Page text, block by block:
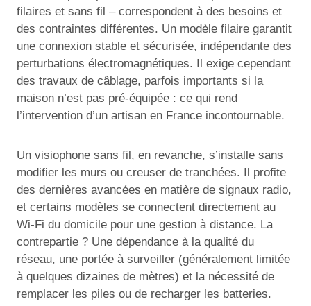
filaires et sans fil – correspondent à des besoins et
des contraintes différentes. Un modèle filaire garantit
une connexion stable et sécurisée, indépendante des
perturbations électromagnétiques. Il exige cependant
des travaux de câblage, parfois importants si la
maison n’est pas pré-équipée : ce qui rend
l’intervention d’un artisan en France incontournable.
Un visiophone sans fil, en revanche, s’installe sans
modifier les murs ou creuser de tranchées. Il profite
des dernières avancées en matière de signaux radio,
et certains modèles se connectent directement au
Wi-Fi du domicile pour une gestion à distance. La
contrepartie ? Une dépendance à la qualité du
réseau, une portée à surveiller (généralement limitée
à quelques dizaines de mètres) et la nécessité de
remplacer les piles ou de recharger les batteries.